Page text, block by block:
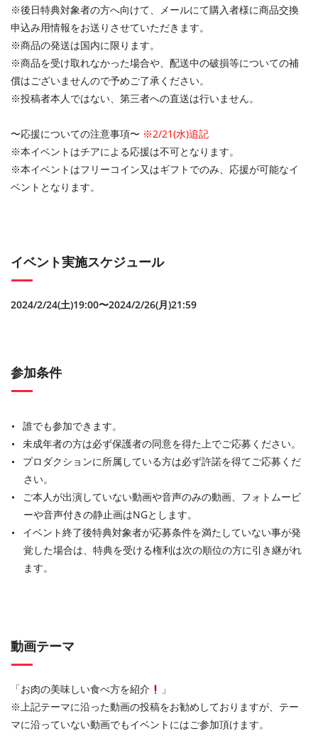
※後日特典対象者の方へ向けて、メールにて購入者様に商品交換
申込み用情報をお送りさせていただきます。
※商品の発送は国内に限ります。
※商品を受け取れなかった場合や、配送中の破損等についての補
償はございませんので予めご了承ください。
※投稿者本人ではない、第三者への直送は行いません。
〜応援についての注意事項〜 ※2/21(水)追記
※本イベントはチアによる応援は不可となります。
※本イベントはフリーコイン又はギフトでのみ、応援が可能なイ
ベントとなります。
イベント実施スケジュール
2024/2/24(土)19:00〜2024/2/26(月)21:59
参加条件
誰でも参加できます。
未成年者の方は必ず保護者の同意を得た上でご応募ください。
プロダクションに所属している方は必ず許諾を得てご応募くだ
さい。
ご本人が出演していない動画や音声のみの動画、フォトムービ
ーや音声付きの静止画はNGとします。
イベント終了後特典対象者が応募条件を満たしていない事が発
覚した場合は、特典を受ける権利は次の順位の方に引き継がれ
ます。
動画テーマ
「お肉の美味しい食べ方を紹介
」
※上記テーマに沿った動画の投稿をお勧めしておりますが、テー
マに沿っていない動画でもイベントにはご参加頂けます。